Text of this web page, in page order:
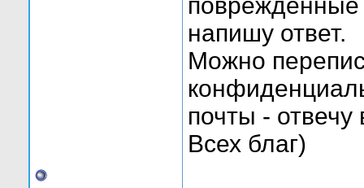
поврежденные
напишу ответ.
Можно
почты - отвечу
Всех благ)